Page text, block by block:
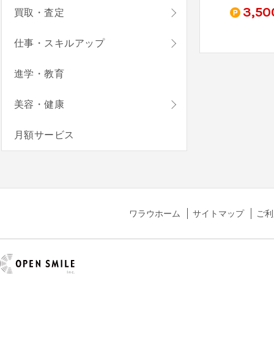
pt 5,000 9,000
買取・査定
仕事・スキルアップ
進学・教育
美容・健康
月額サービス
ワラウホーム サイトマップ ご